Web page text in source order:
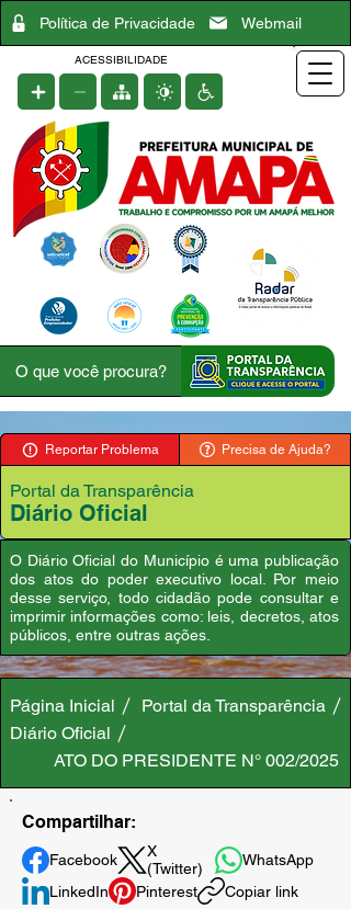
Política de Privacidade Webmail
ACESSIBILIDADE
Reportar Problema Precisa de Ajuda?
Portal da Transparência
Diário Oficial
O Diário Oficial do Município é uma publicação
dos atos do poder executivo local. Por meio
desse serviço, todo cidadão pode consultar e
imprimir informações como: leis, decretos, atos
públicos, entre outras ações.
Página Inicial
Portal da Transparência
Diário Oficial
ATO DO PRESIDENTE N° 002/2025
Compartilhar:
Facebook
X
(Twitter)
WhatsApp
LinkedIn
Pinterest Copiar link